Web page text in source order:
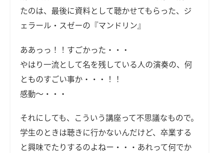
たのは、最後に資料として聴かせてもらった、ジ
ェラール・スゼーの『マンドリン』
ああっっ！！すごかった・・・
やはり一流として名を残している人の演奏の、何
とものすごい事か・・・！！
感動～・・・
それにしても、こういう講座って不思議なもので。
学生のときは聴きに行かないんだけど、卒業する
と興味でたりするのよねー・・・あれって何でか